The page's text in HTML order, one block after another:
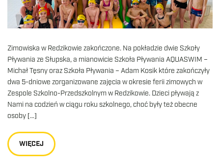
Zimowiska w Redzikowie zakończone. Na pokładzie dwie Szkoły
Pływania ze Słupska, a mianowicie Szkoła Pływania AQUASWIM –
Michał Tęsny oraz Szkoła Pływania – Adam Kosik które zakończyły
dwa 5-dniowe zorganizowane zajęcia w okresie ferii zimowych w
Zespole Szkolno-Przedszkolnym w Redzikowie. Dzieci pływają z
Nami na codzień w ciągu roku szkolnego, choć były też obecne
osoby […]
WIĘCEJ